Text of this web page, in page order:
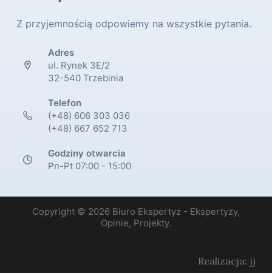
Z przyjemnością odpowiemy na wszystkie pytania.
Adres
ul. Rynek 3E/2
32-540 Trzebinia
Telefon
(+48) 606 303 036
(+48) 667 652 713
Godziny otwarcia
Pn-Pt 07:00 - 15:00
Copyright © 2026 Biuro Ekspertyz - Ekspertyzy,
Opinie, Projekty.
Realizacja: jj